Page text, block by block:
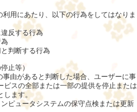
用にあたり、以下の行為をしてはなりま
違反する行為
判断する行為
止等）
由があると判断した場合、ユーザーに事
ビスの全部または一部の提供を停止または
します。
ンピュータシステムの保守点検または更新